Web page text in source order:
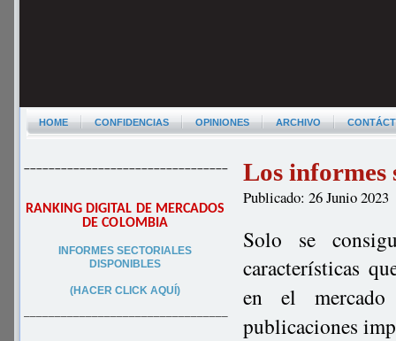
HOME CONFIDENCIAS OPINIONES ARCHIVO
–––––––––––––––––––––––––––––––––
RANKING DIGITAL DE MERCADOS
DE COLOMBIA
INFORMES SECTORIALES
DISPONIBLES
(HACER CLICK AQUÍ)
–––––––––––––––––––––––––––––––––
Los informes
Publicado: 26 Junio 2023
Solo se
características
en el
publicaciones